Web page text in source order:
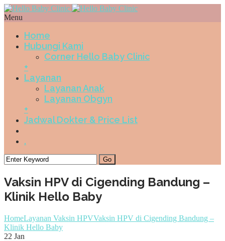
Menu
Home
Hubungi Kami
Corner Hello Baby Clinic
+
Layanan
Layanan Anak
Layanan Obgyn
+
Jadwal Dokter & Price List
.
Vaksin HPV di Cigending Bandung –
Klinik Hello Baby
HomeLayanan Vaksin HPVVaksin HPV di Cigending Bandung –
Klinik Hello Baby
22 Jan